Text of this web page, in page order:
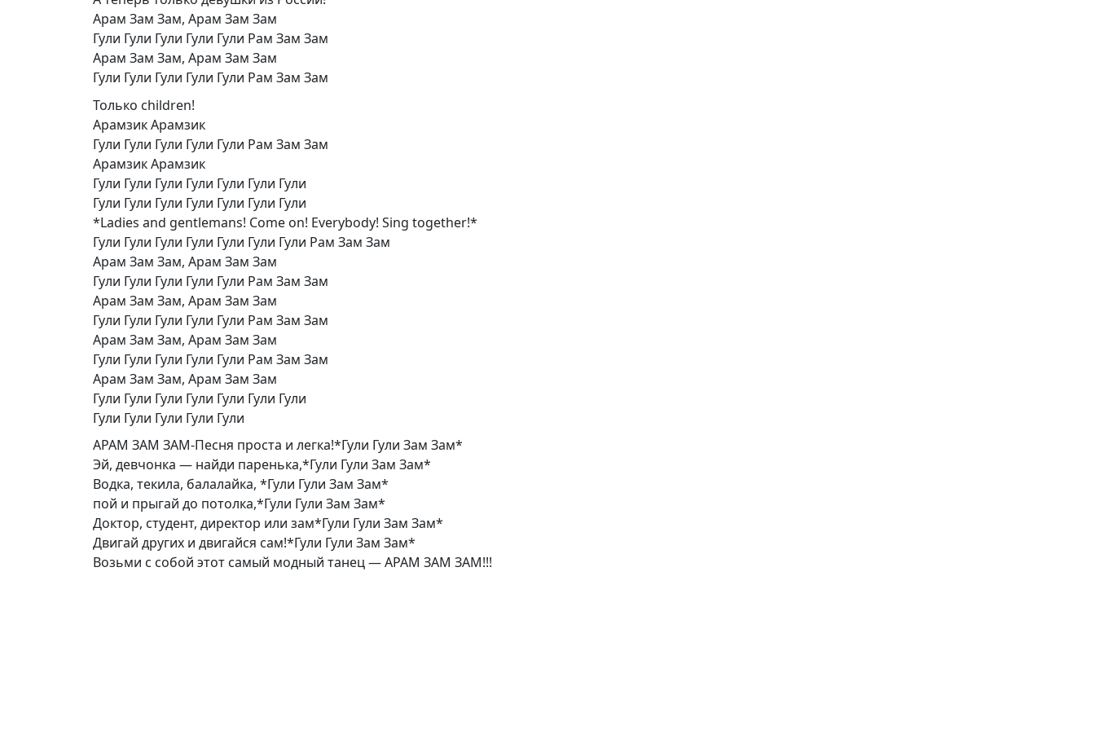
Арам Зам Зам, Арам Зам Зам
Гули Гули Гули Гули Гули Рам Зам Зам
Арам Зам Зам, Арам Зам Зам
Гули Гули Гули Гули Гули Рам Зам Зам
Только children!
Арамзик Арамзик
Гули Гули Гули Гули Гули Рам Зам Зам
Арамзик Арамзик
Гули Гули Гули Гули Гули Гули Гули
Гули Гули Гули Гули Гули Гули Гули
*Ladies and gentlemans! Come on! Everybody! Sing together!*
Гули Гули Гули Гули Гули Гули Гули Рам Зам Зам
Арам Зам Зам, Арам Зам Зам
Гули Гули Гули Гули Гули Рам Зам Зам
Арам Зам Зам, Арам Зам Зам
Гули Гули Гули Гули Гули Рам Зам Зам
Арам Зам Зам, Арам Зам Зам
Гули Гули Гули Гули Гули Рам Зам Зам
Арам Зам Зам, Арам Зам Зам
Гули Гули Гули Гули Гули Гули Гули
Гули Гули Гули Гули Гули
АРАМ ЗАМ ЗАМ-Песня проста и легка!*Гули Гули Зам Зам*
Эй, девчонка — найди паренька,*Гули Гули Зам Зам*
Водка, текила, балалайка, *Гули Гули Зам Зам*
пой и прыгай до потолка,*Гули Гули Зам Зам*
Доктор, студент, директор или зам*Гули Гули Зам Зам*
Двигай других и двигайся сам!*Гули Гули Зам Зам*
Возьми с собой этот самый модный танец — АРАМ ЗАМ ЗАМ!!!